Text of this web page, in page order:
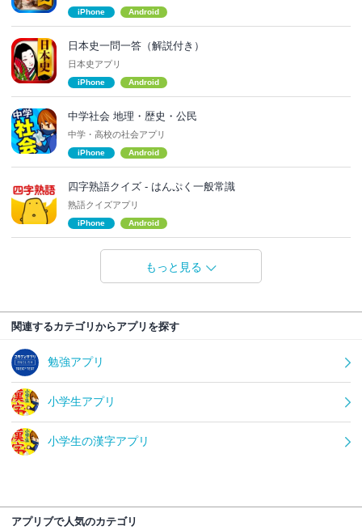
iPhone Android
日本史一問一答（解説付き）
日本史アプリ
iPhone Android
中学社会 地理・歴史・公民
中学・高校の社会アプリ
iPhone Android
四字熟語クイズ - はんぷく一般常識
熟語クイズアプリ
iPhone Android
もっと見る
関連するカテゴリからアプリを探す
勉強アプリ
小学生アプリ
小学生の漢字アプリ
アプリブで人気のカテゴリ